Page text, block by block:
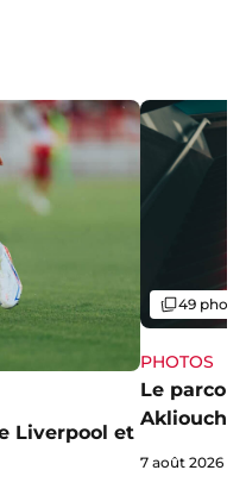
Liverpool et
PHOTOS
Le
Akliouche
Galerie
49
7 août 2026